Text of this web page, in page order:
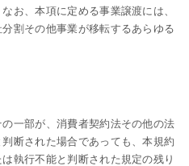
お、本項に定める事業譲渡には、
割その他事業が移転するあらゆる
一部が、消費者契約法その他の法
断された場合であっても、本規約
執行不能と判断された規定の残り